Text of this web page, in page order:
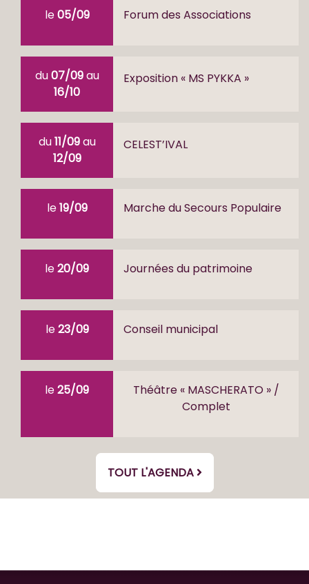
le05/09 Forum des Associations
du07/09au
16/10
Exposition « MS PYKKA »
du11/09au
12/09
CELEST’IVAL
le19/09 Marche du Secours Populaire
le20/09 Journées du patrimoine
le23/09 Conseil municipal
le25/09
Théâtre « MASCHERATO » /
Complet
TOUT L'AGENDA